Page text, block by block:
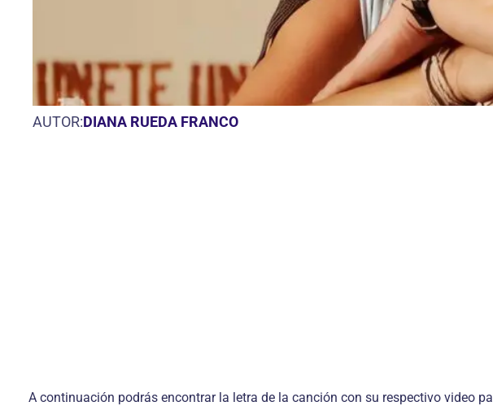
AUTOR:DIANA RUEDA FRANCO
A continuación podrás encontrar la letra de la canción con su respectivo video